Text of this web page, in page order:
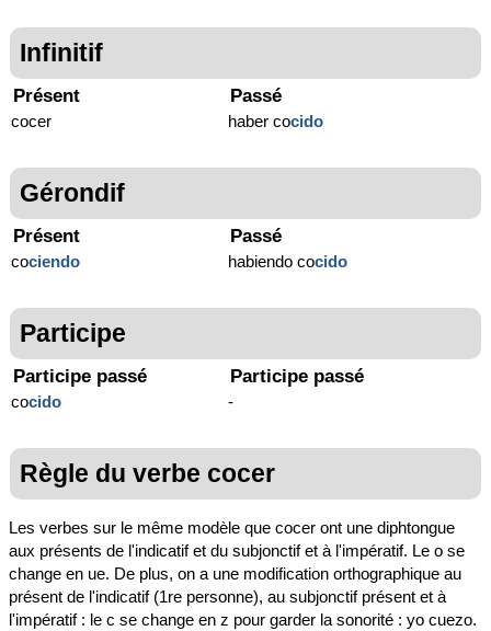
Infinitif
Présent
cocer
Passé
haber cocido
Gérondif
Présent
cociendo
Passé
habiendo cocido
Participe
Participe passé
cocido
Participe passé
-
Règle du verbe cocer
Les verbes sur le même modèle que cocer ont une diphtongue
aux présents de l'indicatif et du subjonctif et à l'impératif. Le o se
change en ue. De plus, on a une modification orthographique au
présent de l'indicatif (1re personne), au subjonctif présent et à
l'impératif : le c se change en z pour garder la sonorité : yo cuezo.